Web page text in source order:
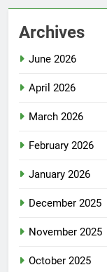
Archives
June 2026
April 2026
March 2026
February 2026
January 2026
December 2025
November 2025
October 2025